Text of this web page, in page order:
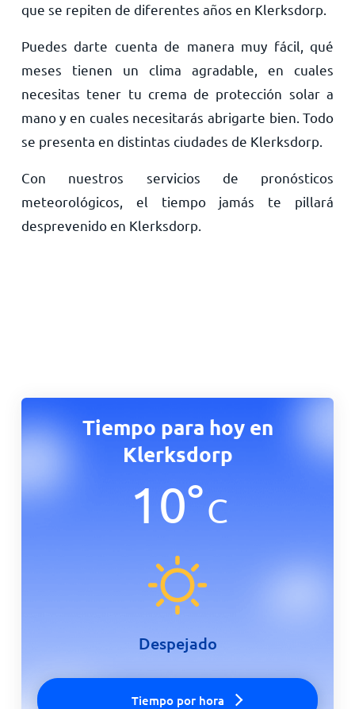
que se repiten de diferentes años en Klerksdorp.
Puedes darte cuenta de manera muy fácil, qué
meses tienen un clima agradable, en cuales
necesitas tener tu crema de protección solar a
mano y en cuales necesitarás abrigarte bien. Todo
se presenta en distintas ciudades de Klerksdorp.
Con nuestros servicios de pronósticos
meteorológicos, el tiempo jamás te pillará
desprevenido en Klerksdorp.
Tiempo para hoy en
Klerksdorp
10°C
Despejado
Tiempo por hora